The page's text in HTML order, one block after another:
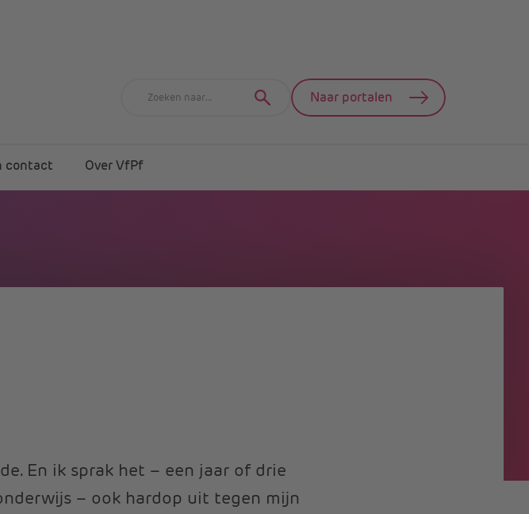
contact Over VfPf
Naar portalen
En ik sprak het – een jaar of drie
– ook hardop uit tegen mijn